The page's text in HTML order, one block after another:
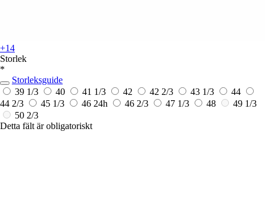
+14
Storlek
*
Storleksguide
39 1/3
40 41 1/3 42 42 2/3 43 1/3
44
44 2/3
45 1/3 46 24h 46 2/3 47 1/3 48
49 1/3
50 2/3
Detta fält är obligatoriskt